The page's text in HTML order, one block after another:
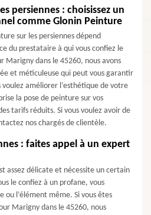
persiennes : choisissez un
comme Glonin Peinture
sur les persiennes dépend
du prestataire à qui vous confiez le
Marigny dans le 45260, nous avons
et méticuleuse qui peut vous garantir
améliorer l’esthétique de votre
la pose de peinture sur vos
tarifs réduits. Si vous voulez avoir de
nos chargés de clientèle.
: faites appel à un expert
assez délicate et nécessite un certain
le confiez à un profane, vous
ou l’élément même. Si vous êtes
Marigny dans le 45260, nous